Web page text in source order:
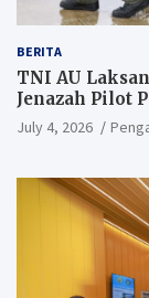
BERITA
TNI AU
Jenazah Pilot
July 4, 2026